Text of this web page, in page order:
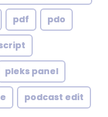
pdf pdo
pleks panel
podcast edit